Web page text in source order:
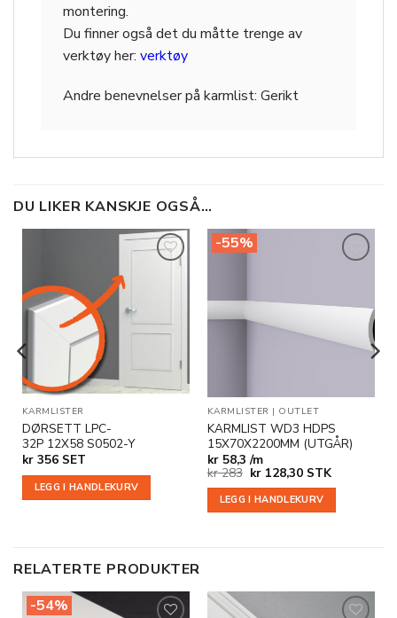
montering.
Du finner også det du måtte trenge av
verktøy her: verktøy
Andre benevnelser på karmlist: Gerikt
DU LIKER KANSKJE OGSÅ…
ønskeliste
KARMLISTER
DØRSETT LPC-
32P 12X58 S0502-Y
kr356 SET
LEGG I HANDLEKURV
-55%
i
KARMLISTER | OUTLET
KARMLIST WD3 HDPS
15X70X2200MM (UTGÅR)
kr58,3 /m
kr283 Opprinnelig
var:
kr 283.
kr128,30Nåværende
er:
kr 128,30.
STK
LEGG I HANDLEKURV
RELATERTE PRODUKTER
-54%